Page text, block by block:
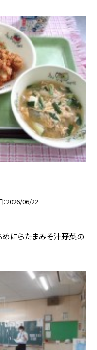
2026/06/22
めにらたまみそ汁野菜の